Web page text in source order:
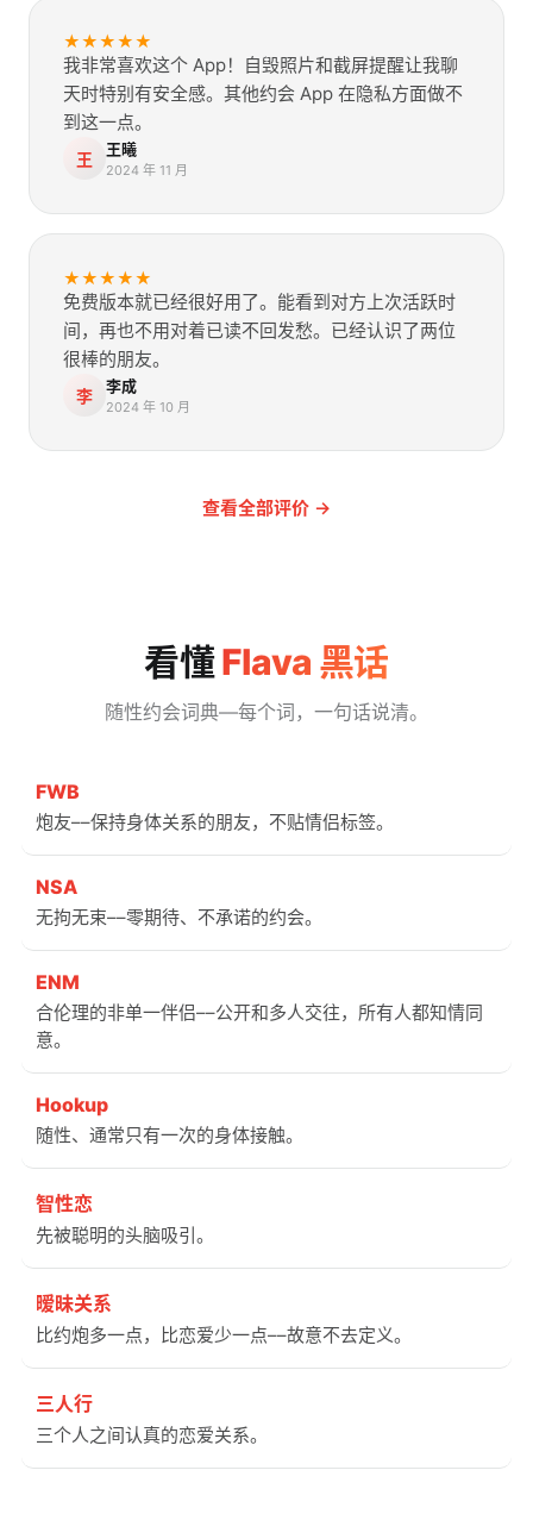
★★★★★
我非常喜欢这个 App！自毁照片和截屏提醒让我聊
天时特别有安全感。其他约会 App 在隐私方面做不
到这一点。
王 王曦
2024 年 11 月
★★★★★
免费版本就已经很好用了。能看到对方上次活跃时
间，再也不用对着已读不回发愁。已经认识了两位
很棒的朋友。
李 李成
2024 年 10 月
查看全部评价 →
看懂Flava 黑话
随性约会词典––每个词，一句话说清。
FWB
炮友––保持身体关系的朋友，不贴情侣标签。
NSA
无拘无束––零期待、不承诺的约会。
ENM
合伦理的非单一伴侣––公开和多人交往，所有人都知情同
意。
Hookup
随性、通常只有一次的身体接触。
智性恋
先被聪明的头脑吸引。
暧昧关系
比约炮多一点，比恋爱少一点––故意不去定义。
三人行
三个人之间认真的恋爱关系。